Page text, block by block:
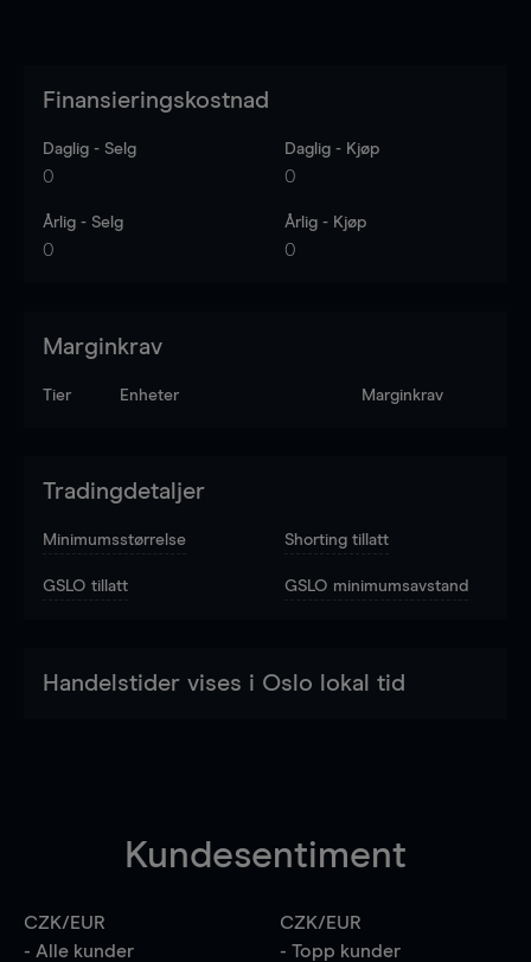
Finansieringskostnad
Daglig - Selg
0
Daglig - Kjøp
0
Årlig - Selg
0
Årlig - Kjøp
0
Marginkrav
Tier Enheter Marginkrav
Tradingdetaljer
Minimumsstørrelse Shorting tillatt
GSLO tillatt GSLO minimumsavstand
Handelstider vises i Oslo lokal tid
Kundesentiment
CZK/EUR
- Alle kunder
CZK/EUR
- Topp kunder